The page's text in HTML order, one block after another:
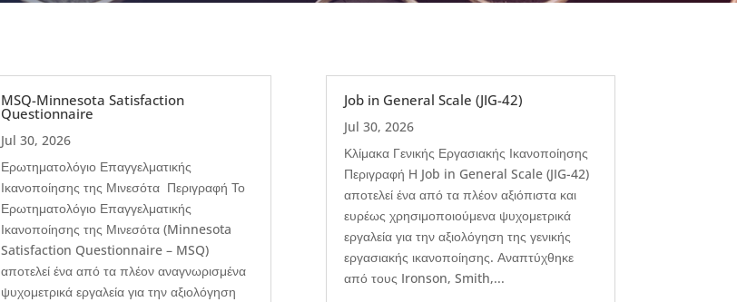
MSQ-Minnesota Satisfaction
Questionnaire
Jul 30, 2026
Ερωτηματολόγιο Επαγγελματικής
Ικανοποίησης της Μινεσότα Περιγραφή Το
Ερωτηματολόγιο Επαγγελματικής
Ικανοποίησης της Μινεσότα (Minnesota
Satisfaction Questionnaire – MSQ)
αποτελεί ένα από τα πλέον αναγνωρισμένα
ψυχομετρικά εργαλεία για την αξιολόγηση
Job in General Scale (JIG-42)
Jul 30, 2026
Κλίμακα Γενικής Εργασιακής Ικανοποίησης
Περιγραφή Η Job in General Scale (JIG-42)
αποτελεί ένα από τα πλέον αξιόπιστα και
ευρέως χρησιμοποιούμενα ψυχομετρικά
εργαλεία για την αξιολόγηση της γενικής
εργασιακής ικανοποίησης. Αναπτύχθηκε
από τους Ironson, Smith,...